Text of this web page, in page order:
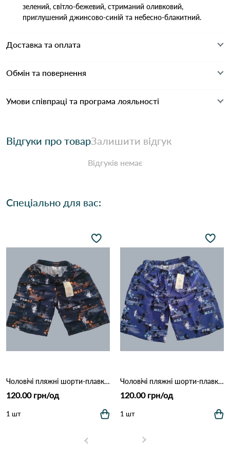
зелений, світло-бежевий, стриманий оливковий,
приглушений джинсово-синій та небесно-блакитний.
Доставка та оплата
Обмін та повернення
Умови співпраці та програма лояльності
Відгуки про товарЗалишити відгук
Відгуків немає
Спеціально для вас:
Чоловічі пляжні шорти-плавки з сіткою "Tropical Palm" (Опт) 006 Темно Синій
120.00 грн/од
1 шт
Чоловічі пляжні шорти-плавки з сіткою "Tropical Palm" (Опт) 006 Синій
120.00 грн/од
1 шт